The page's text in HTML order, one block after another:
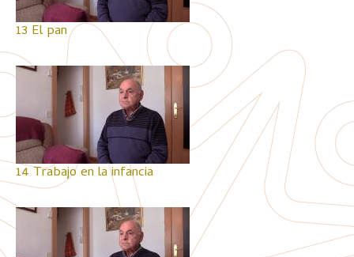
13 El pan
14 Trabajo en la infancia